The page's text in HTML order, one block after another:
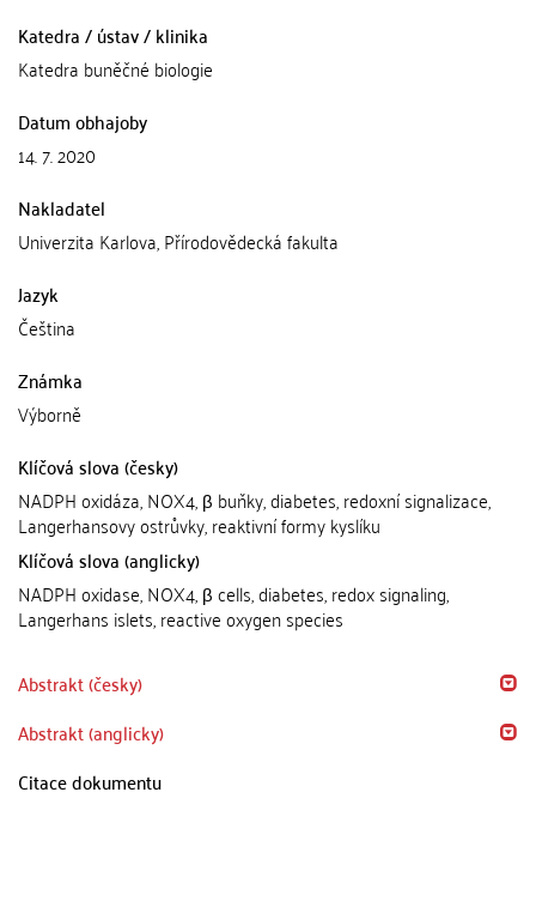
Katedra / ústav / klinika
Katedra buněčné biologie
Datum obhajoby
14. 7. 2020
Nakladatel
Univerzita Karlova, Přírodovědecká fakulta
Jazyk
Čeština
Známka
Výborně
Klíčová slova (česky)
NADPH oxidáza, NOX4, β buňky, diabetes, redoxní signalizace,
Langerhansovy ostrůvky, reaktivní formy kyslíku
Klíčová slova (anglicky)
NADPH oxidase, NOX4, β cells, diabetes, redox signaling,
Langerhans islets, reactive oxygen species
Abstrakt (česky)
Abstrakt (anglicky)
Citace dokumentu